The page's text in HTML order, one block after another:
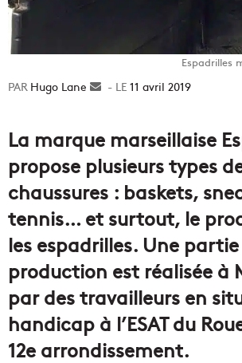
Espadrilles
Hugo Lane
Envoyer11 avril 2019
La marque marseillaise
propose plusieurs types
chaussures : baskets,
tennis… et surtout, le
les espadrilles. Une
production est réalisée à
par des travailleurs en
handicap à l’ESAT du
12e arrondissement.